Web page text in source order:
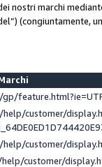
nostri marchi
(congiuntamente,
customer/
customer/
customer/